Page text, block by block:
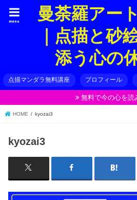
曼荼羅アー
｜点描と砂
添う心の
menu
点描マンダラ無料講座 プロフィール
無料で今の心を読
HOME kyozai3
kyozai3